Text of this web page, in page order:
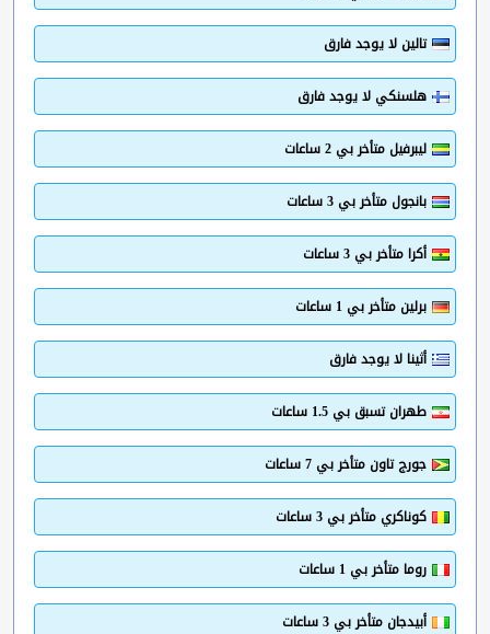
تالين لا يوجد فارق
هلسنكي لا يوجد فارق
ليبرفيل متأخر بي 2 ساعات
بانجول متأخر بي 3 ساعات
أكرا متأخر بي 3 ساعات
برلين متأخر بي 1 ساعات
أثينا لا يوجد فارق
طهران تسبق بي 1.5 ساعات
جورج تاون متأخر بي 7 ساعات
كوناكري متأخر بي 3 ساعات
روما متأخر بي 1 ساعات
أبيدجان متأخر بي 3 ساعات